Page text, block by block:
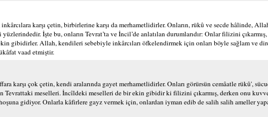
karşı çetin, birbirlerine karşı da merhametlidirler. Onların, rükû ve secde hâlinde,
İşte bu, onların Tevrat’ta ve İncil’de anlatılan durumlarıdır: Onlar filizini
gibidirler. Allah, kendileri sebebiyle inkârcıları öfkelendirmek için onları böyle sağlam ve
vaad etmiştir.
karşı çok çetin, kendi aralarında gayet merhametlidirler. Onları görürsün cemâatle rükû',
Tevrattaki meselleri. İncîldeki meselleri de bir ekin gibidir ki filizini çıkarmış, derken onu
gidiyor. Onlarla kâfirlere gayz vermek için, onlardan iyman edib de salih salih ameller